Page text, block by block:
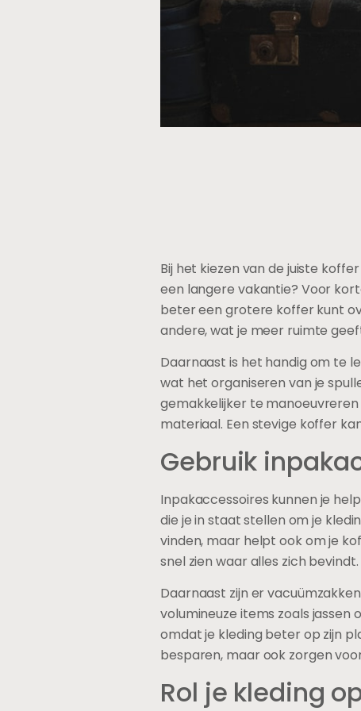
Bij het kiezen van de juiste
een langere vakantie? Voor
beter een grotere koffer kunt
andere, wat je meer ruimte
Daarnaast is het handig om te
wat het organiseren van je
gemakkelijker te
materiaal. Een stevige koffer
Gebruik
Inpakaccessoires kunnen je
die je in staat stellen om je
vinden, maar helpt ook om je
snel zien waar alles zich bevindt.
Daarnaast zijn er
volumineuze items zoals
omdat je kleding beter op zijn
besparen, maar ook zorgen
Rol je kleding